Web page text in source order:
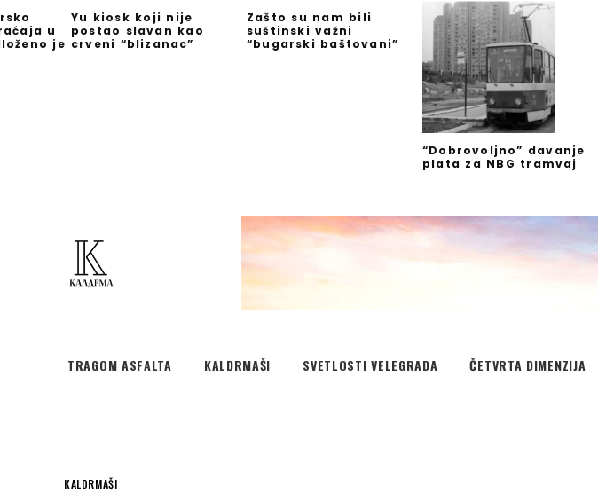
u
je
Yu kiosk koji nije
postao slavan kao
crveni “blizanac”
Zašto su nam bili
suštinski važni
“bugarski baštovani”
“Dobrovoljno” davanje
plata za NBG tramvaj
TRAGOM ASFALTA KALDRMAŠI SVETLOSTI VELEGRADA ČETVRTA DIMENZIJA
KALDRMAŠI